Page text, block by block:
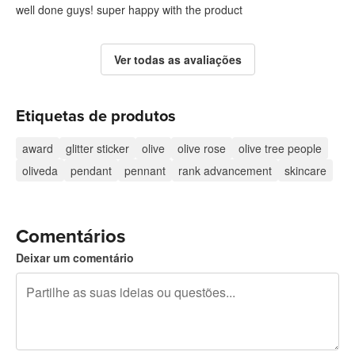
well done guys! super happy with the product
Ver todas as avaliações
Etiquetas de produtos
award glitter sticker olive olive rose
olive tree people
oliveda
pendant pennant rank advancement skincare
Comentários
Deixar um comentário